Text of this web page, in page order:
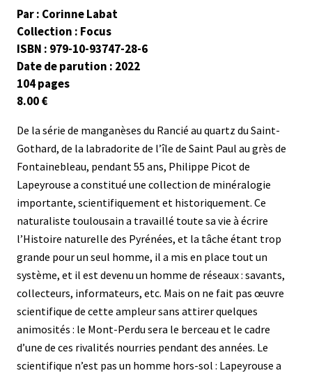
Par : Corinne Labat
Collection : Focus
ISBN : 979-10-93747-28-6
Date de parution : 2022
104 pages
8.00 €
De la série de manganèses du Rancié au quartz du Saint-
Gothard, de la labradorite de l’île de Saint Paul au grès de
Fontainebleau, pendant 55 ans, Philippe Picot de
Lapeyrouse a constitué une collection de minéralogie
importante, scientifiquement et historiquement. Ce
naturaliste toulousain a travaillé toute sa vie à écrire
l’Histoire naturelle des Pyrénées, et la tâche étant trop
grande pour un seul homme, il a mis en place tout un
système, et il est devenu un homme de réseaux : savants,
collecteurs, informateurs, etc. Mais on ne fait pas œuvre
scientifique de cette ampleur sans attirer quelques
animosités : le Mont-Perdu sera le berceau et le cadre
d’une de ces rivalités nourries pendant des années. Le
scientifique n’est pas un homme hors-sol : Lapeyrouse a